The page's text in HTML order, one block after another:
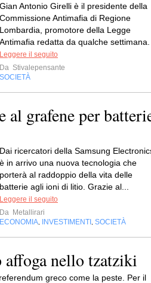
Gian Antonio Girelli è il presidente della
Commissione Antimafia di Regione
Lombardia, promotore della Legge
Antimafia redatta da qualche settimana.
Leggere il seguito
Da Stivalepensante
SOCIETÀ
al grafene per
Dai ricercatori della Samsung
è in arrivo una nuova tecnologia che
porterà al raddoppio della vita delle
batterie agli ioni di litio. Grazie al...
Leggere il seguito
Da Metallirari
ECONOMIA INVESTIMENTI SOCIETÀ
affoga nello tzatziki
greco come la peste. Per il